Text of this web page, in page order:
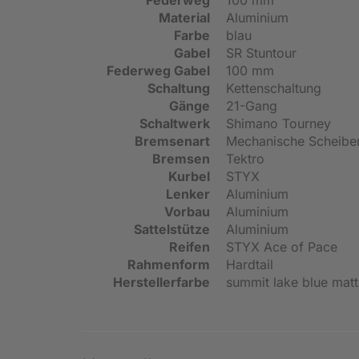
Material
Aluminium
Farbe
blau
Gabel
SR Stuntour
Federweg Gabel
100 mm
Schaltung
Kettenschaltung
Gänge
21-Gang
Schaltwerk
Shimano Tourney
Bremsenart
Mechanische
Bremsen
Tektro
Kurbel
STYX
Lenker
Aluminium
Vorbau
Aluminium
Sattelstütze
Aluminium
Reifen
STYX Ace of Pace
Rahmenform
Hardtail
Herstellerfarbe
summit lake blue matt